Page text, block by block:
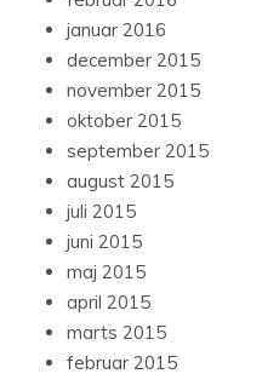
januar 2016
december 2015
november 2015
oktober 2015
september 2015
august 2015
juli 2015
juni 2015
maj 2015
april 2015
marts 2015
februar 2015